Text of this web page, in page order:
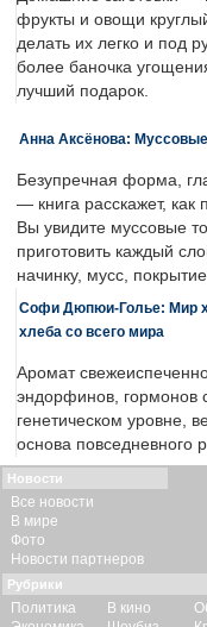
фрукты и овощи
делать их легко и под
более баночка
лучший подарок.
Анна Аксёнова: Муссовые
Безупречная форма,
— книга расскажет, как
Вы увидите муссовые
приготовить каждый
начинку, мусс,
Софи Дюпюи-Голье: Мир
хлеба со всего мира
Аромат
эндорфинов, гормонов
генетическом уровне,
основа повседневного
Новости
Все новости
В мире
Фото
Новости партнеров
Рубрики
Политика
В кино